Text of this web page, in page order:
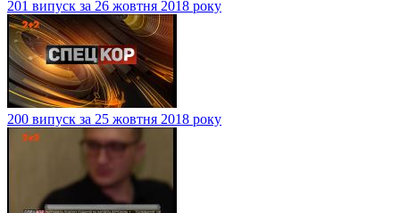
201 випуск за 26 жовтня 2018 року
200 випуск за 25 жовтня 2018 року